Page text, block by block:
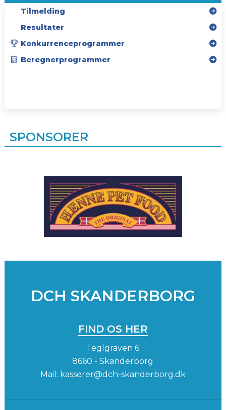
Tilmelding
Resultater
Konkurrenceprogrammer
Beregnerprogrammer
SPONSORER
DCH SKANDERBORG
FIND OS HER
Teglgraven 6
8660 - Skanderborg
Mail: kasserer@dch-skanderborg.dk